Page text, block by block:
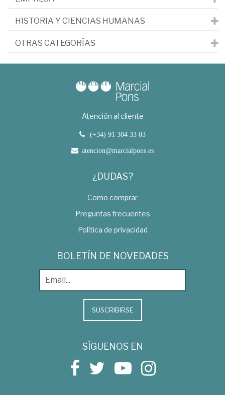
HISTORIA Y CIENCIAS HUMANAS
OTRAS CATEGORÍAS
Atención al cliente
(+34) 91 304 33 03
atencion@marcialpons.es
¿DUDAS?
Como comprar
Preguntas frecuentes
Política de privacidad
BOLETÍN DE NOVEDADES
SUSCRIBIRSE
SÍGUENOS EN